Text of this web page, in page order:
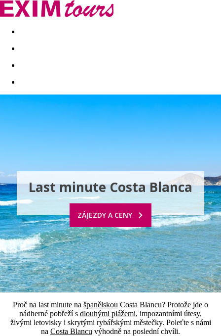
Akční nabídky Last minute
Last minute Costa Blanca
ZÁJEZDY A CENY
Proč na last minute na španělskou Costa Blancu? Protože jde o
nádherné pobřeží s dlouhými plážemi, impozantními útesy,
živými letovisky i skrytými rybářskými městečky. Poleťte s námi
na Costa Blancu výhodně na poslední chvíli.